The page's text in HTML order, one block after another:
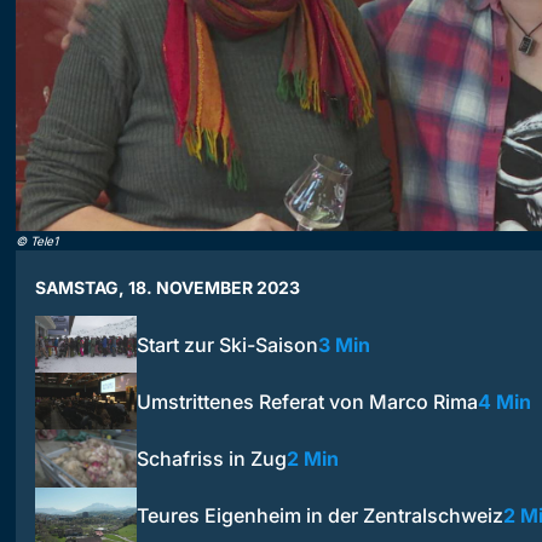
© Tele1
SAMSTAG, 18. NOVEMBER 2023
Start zur Ski-Saison3 Min
Umstrittenes Referat von Marco Rima4 Min
Schafriss in Zug2 Min
Teures Eigenheim in der Zentralschweiz2